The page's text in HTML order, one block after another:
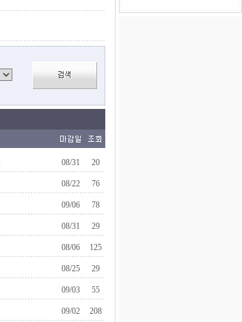
08/31 20
08/22 76
09/06 78
08/31 29
08/06 125
08/25 29
09/03 55
09/02 208